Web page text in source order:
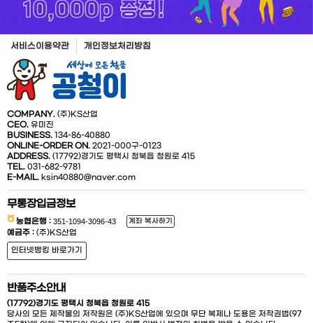
서비스이용약관 개인정보처리방침
COMPANY. (주)KS산업
CEO. 유미진
BUSINESS. 134-86-40880
ONLINE-ORDER ON. 2021-000구-0123
ADDRESS. (17792)경기도 평택시 청북읍 청원로 415
TEL. 031-682-9781
E-MAIL. ksin40880@naver.com
무통장입금정보
농협은행 : 계좌 복사하기
예금주 : (주)KS산업
인터넷뱅킹 바로가기
반품주소안내
(17792)경기도 평택시 청북읍 청원로 415
당사의 모든 제작물의 저작원은 (주)KS산업에 있으며 무단 복제나 도용은 저작권법(97